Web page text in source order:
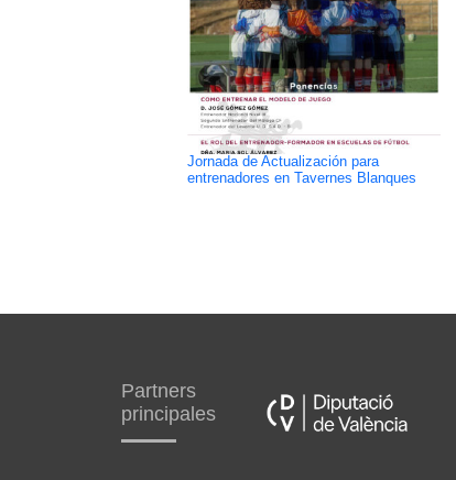
Jornada de Actualización para
entrenadores en Tavernes Blanques
Partners
principales